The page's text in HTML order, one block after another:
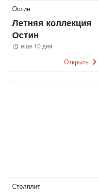
Остин
Летняя коллекция
Остин
еще 10 дня
Открыть
Столплит